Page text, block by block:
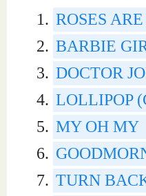
ROSES
BARBIE
DOCTOR
LOLLIPOP
MY OH MY
TURN